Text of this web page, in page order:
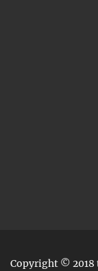
Copyright © 2018